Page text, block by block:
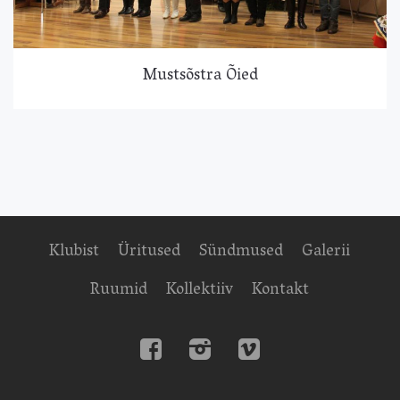
Mustsõstra Õied
Klubist Üritused Sündmused
Galerii
Ruumid
Kollektiiv Kontakt